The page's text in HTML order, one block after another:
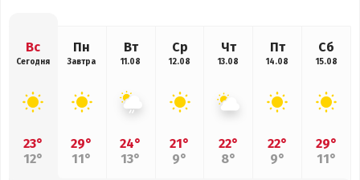
Вс
Сегодня
23°
12°
Пн
Завтра
29°
11°
Вт
11.08
24°
13°
Ср
12.08
21°
9°
Чт
13.08
22°
8°
Пт
14.08
22°
9°
Сб
15.08
29°
11°